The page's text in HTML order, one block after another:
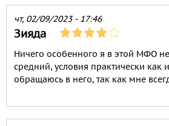
чт, 02/09/2023 - 17:46
Зияда
Ничего особенного я в этой МФО
средний, условия практически как
обращаюсь в него, так как мне